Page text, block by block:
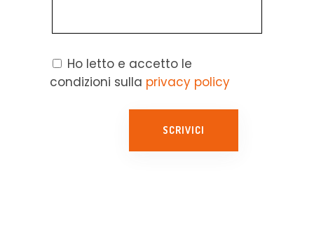
Ho letto e accetto le
condizioni sulla privacy policy